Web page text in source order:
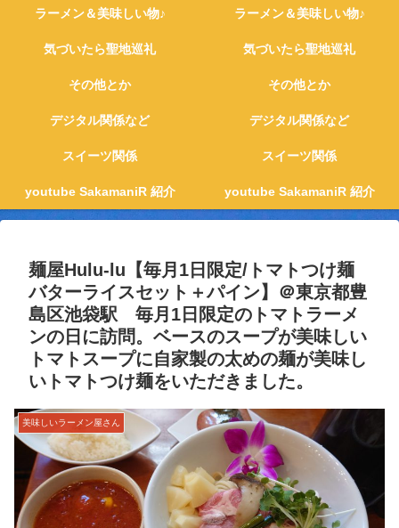
ラーメン＆美味しい物♪ ラーメン＆美味しい物♪
気づいたら聖地巡礼 気づいたら聖地巡礼
その他とか その他とか
デジタル関係など デジタル関係など
スイーツ関係 スイーツ関係
youtube SakamaniR 紹介 youtube SakamaniR 紹介
麺屋Hulu-lu【毎月1日限定/トマトつけ麺
バターライスセット＋パイン】＠東京都豊
島区池袋駅 毎月1日限定のトマトラーメ
ンの日に訪問。ベースのスープが美味しい
トマトスープに自家製の太めの麺が美味し
いトマトつけ麺をいただきました。
美味しいラーメン屋さん